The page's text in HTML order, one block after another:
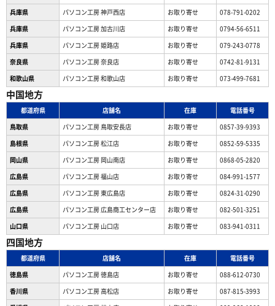
兵庫県
パソコン工房 神戸西店 お取り寄せ
078-791-0202
兵庫県
パソコン工房 加古川店 お取り寄せ
0794-56-6511
兵庫県
パソコン工房 姫路店 お取り寄せ
079-243-0778
奈良県
パソコン工房 奈良店 お取り寄せ
0742-81-9131
和歌山県
パソコン工房 和歌山店 お取り寄せ 073-499-7681
中国地方
都道府県 店舗名 在庫
電話番号
鳥取県
パソコン工房 鳥取安長店 お取り寄せ
0857-39-9393
島根県
パソコン工房 松江店 お取り寄せ
0852-59-5335
岡山県
パソコン工房 岡山南店 お取り寄せ
0868-05-2820
広島県
パソコン工房 福山店 お取り寄せ
084-991-1577
広島県
パソコン工房 東広島店 お取り寄せ
0824-31-0290
広島県
パソコン工房 広島商工センター店 お取り寄せ
082-501-3251
山口県
パソコン工房 山口店 お取り寄せ 083-941-0311
四国地方
都道府県 店舗名 在庫
電話番号
徳島県
パソコン工房 徳島店 お取り寄せ
088-612-0730
香川県
パソコン工房 高松店 お取り寄せ
087-815-3993